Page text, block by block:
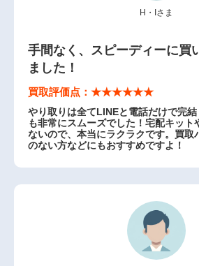
H・Iさま
手間なく、スピーディーに買
ました！
買取評価点：★★★★★★
やり取りは全てLINEと電話だけで完
も非常にスムーズでした！宅配キット
ないので、本当にラクラクです。買取
のない方などにもおすすめですよ！